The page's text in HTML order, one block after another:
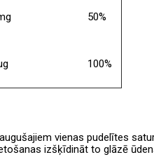
50%
100%
vienas pudelītes
izšķīdināt to glāzē